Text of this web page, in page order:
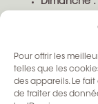
Pour offrir les
telles que les
des appareils. Le
de traiter des
Dimanche :
Boutique
SUIVEZ-NOUS